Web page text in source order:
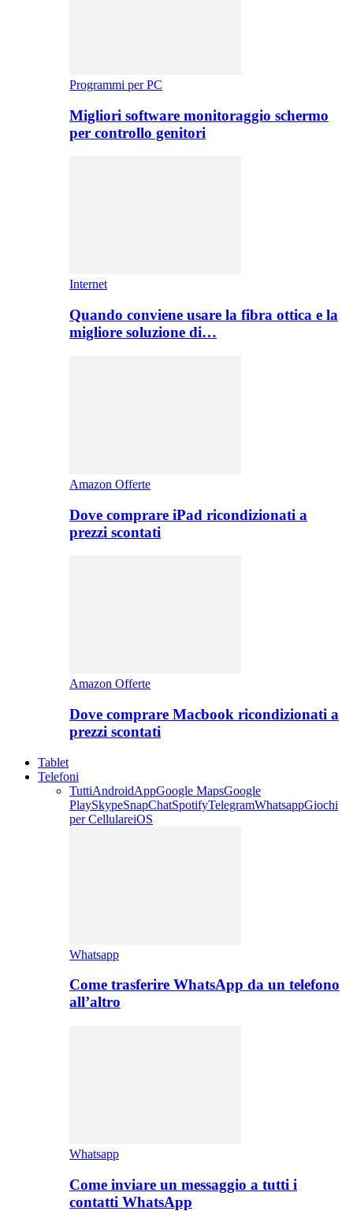
Programmi per PC
Migliori software monitoraggio schermo
per controllo genitori
Internet
Quando conviene usare la fibra ottica e la
migliore soluzione di…
Amazon Offerte
Dove comprare iPad ricondizionati a
prezzi scontati
Amazon Offerte
Dove comprare Macbook ricondizionati a
prezzi scontati
Tablet
Telefoni
TuttiAndroidAppGoogle MapsGoogle
PlaySkypeSnapChatSpotifyTelegramWhatsappGiochi
per CellulareiOS
Whatsapp
Come trasferire WhatsApp da un telefono
all’altro
Whatsapp
Come inviare un messaggio a tutti i
contatti WhatsApp